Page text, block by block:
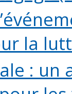
la
: un